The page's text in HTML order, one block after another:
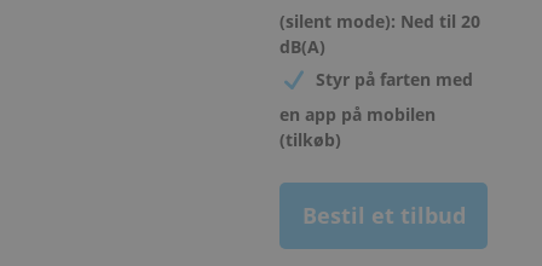
(silent mode): Ned til 20
dB(A)
Styr på farten med
en app på mobilen
(tilkøb)
Bestil et tilbud